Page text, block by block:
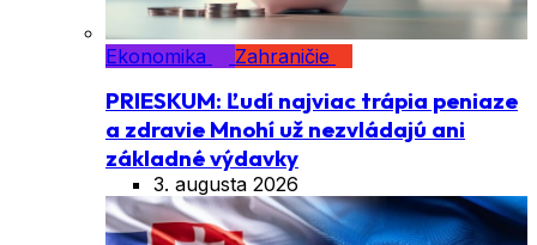
Ekonomika Zahraničie
PRIESKUM: Ľudí najviac trápia peniaze
a zdravie Mnohí už nezvládajú ani
základné výdavky
3. augusta 2026